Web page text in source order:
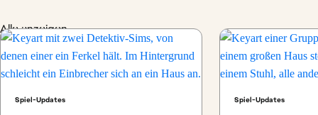
Alle anzeigen
Spiel-Updates Spiel-Updates